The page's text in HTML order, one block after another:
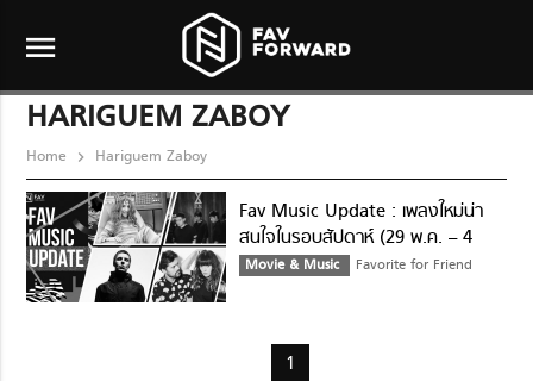
menu
HARIGUEM ZABOY
Home Hariguem Zaboy
Fav Music Update : เพลงใหม่น่า
สนใจในรอบสัปดาห์ (29 พ.ค. – 4
มิ.ย.)
Movie & Music Favorite for Friend
1